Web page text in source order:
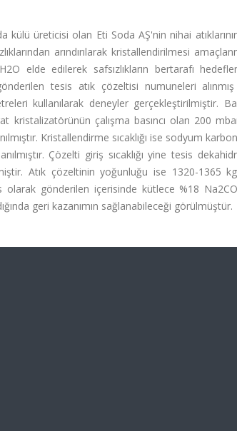
külü üreticisi olan Eti Soda AŞ'nin nihai
arındırılarak kristallendirilmesi
elde edilerek safsızlıkların bertarafı
tesis atık çözeltisi numuneleri alınmış
kullanılarak deneyler gerçekleştirilmiştir.
kristalizatörünün çalışma basıncı olan 200
Kristallendirme sıcaklığı ise sodyum
Çözelti giriş sıcaklığı yine tesis
Atık çözeltinin yoğunluğu ise 1320-1365
olarak gönderilen içerisinde kütlece %18
geri kazanımın sağlanabileceği görülmüştür.